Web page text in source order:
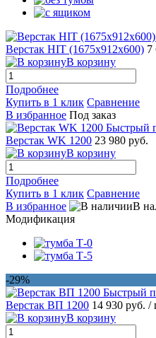
Верстак HIT (1675x912x600) 7
В корзину
Подробнее
Купить в 1 клик Сравнение
В избранное Под заказ
Быстрый
Верстак WK 1200 23 980 руб.
В корзину
Подробнее
Купить в 1 клик Сравнение
В избранное
В
Модификация
-29%
Быстрый
Верстак ВП 1200 14 930 руб. /
В корзину